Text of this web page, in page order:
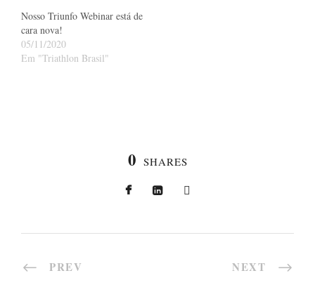
Nosso Triunfo Webinar está de
cara nova!
05/11/2020
Em "Triathlon Brasil"
0 SHARES
PREV NEXT